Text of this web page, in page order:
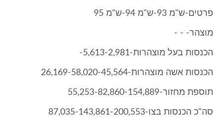
פרטים-ש"מ 93-ש"מ 94-ש"מ 95
מוצהר- - -
הכנסות בעל מוצהרות-5,613-2,981-
הכנסות אשה מוצהרות-26,169-58,020-45,564
תוספת מחזור-55,253-82,860-154,889
סה"כ הכנסות בצו-87,035-143,861-200,553